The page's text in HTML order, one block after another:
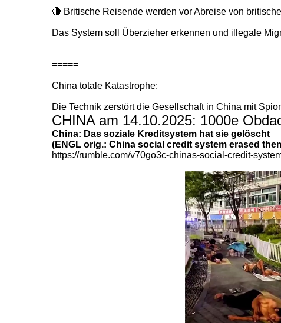
🔴 Britische Reisende werden vor Abreise von
Das System soll Überzieher erkennen und illegale
=====
China totale Katastrophe:
Die Technik zerstört die Gesellschaft in China mit
CHINA am 14.10.2025: 1000e
China: Das soziale Kreditsystem hat sie gelöscht
(ENGL orig.: China social credit system erased
https://rumble.com/v70go3c-chinas-social-credit-